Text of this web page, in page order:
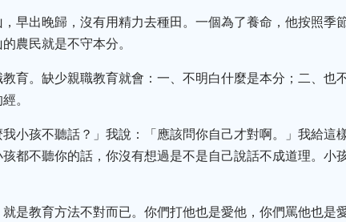
早出晚歸，沒有用精力去種田。一個為了養命，他按照季
農民就是不守本分。
育。缺少親職教育就會：一、不明白什麼是本分；二、也
。
小孩不聽話？」我說：「應該問你自己才對啊。」我給這
都不聽你的話，你沒有想過是不是自己說話不成道理。小
是教育方法不對而已。你們打他也是愛他，你們罵他也是